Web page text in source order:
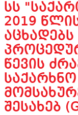
ᲡᲡ
2019
ᲬᲔᲕᲘᲡ
ᲡᲐᲥᲐᲠᲮᲜᲝ
ᲨᲔᲡᲐᲮᲔᲑ